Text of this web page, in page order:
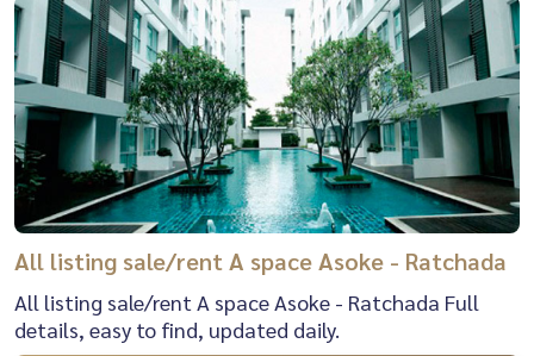
All listing sale/rent A space Asoke - Ratchada
All listing sale/rent A space Asoke - Ratchada Full
details, easy to find, updated daily.